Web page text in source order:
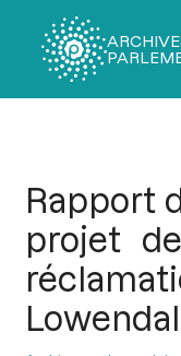
Rapport
projet
Lowendal